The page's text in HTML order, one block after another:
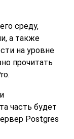
среду,
а также
на уровне
прочитать
.
часть будет
Postgres